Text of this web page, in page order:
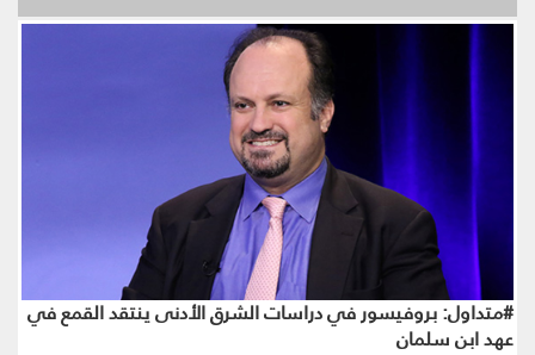
#متداول: بروفيسور في دراسات الشرق الأدنى ينتقد القمع في
عهد ابن سلمان